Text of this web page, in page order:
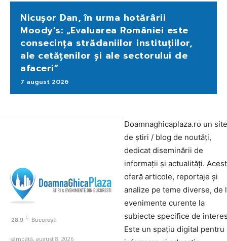
Nicușor Dan, în urma hotărârii
Moody’s: „Evaluarea României este
consecința strădaniilor instituțiilor,
ale cetățenilor și ale sectorului de
afaceri”
7 august 2026
28.9 C București
sâmbătă, august 8, 2026
Doamnaghicaplaza.ro un site
de știri / blog de noutăți,
dedicat diseminării de
informații și actualități.
oferă articole, reportaje și
analize pe teme diverse, de
evenimente curente la
subiecte specifice de
Este un spațiu digital pentru